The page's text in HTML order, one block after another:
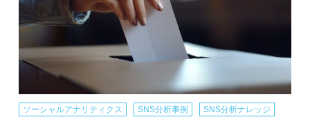
ソーシャルアナリティクス SNS分析事例 SNS分析ナレッジ